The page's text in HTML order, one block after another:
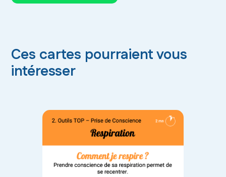
Ces cartes pourraient vous
intéresser